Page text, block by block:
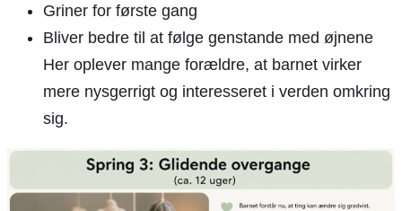
Griner for første gang
Bliver bedre til at følge genstande med øjnene
Her oplever mange forældre, at barnet virker
mere nysgerrigt og interesseret i verden omkring
sig.